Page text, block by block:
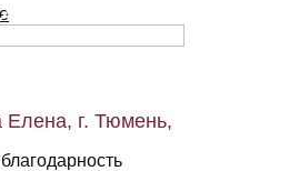
Елена, г. Тюмень,